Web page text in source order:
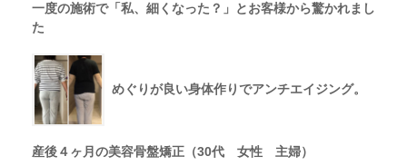
一度の施術で「私、細くなった？」とお客様から驚かれまし
た
めぐりが良い身体作りでアンチエイジング。
産後４ヶ月の美容骨盤矯正（30代 女性 主婦）